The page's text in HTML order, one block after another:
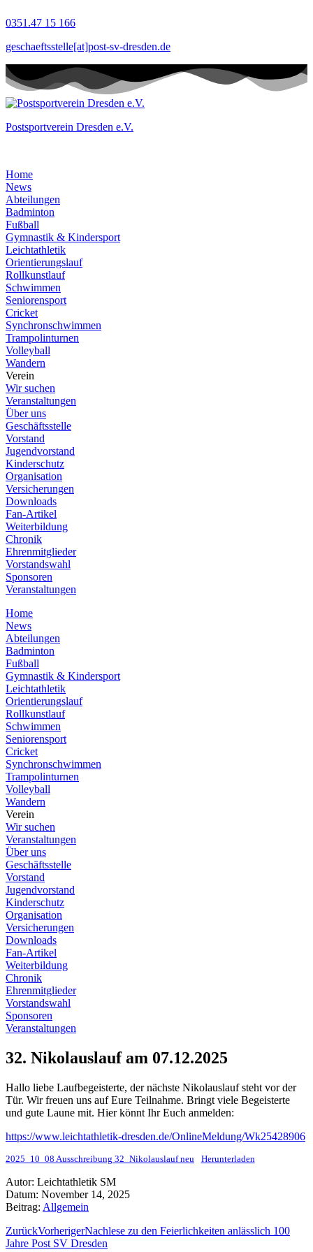
Inhalt
0351.47 15 166
geschaeftsstelle[at]post-sv-dresden.de
Postsportverein Dresden e.V.
Home
News
Abteilungen
Badminton
Fußball
Gymnastik & Kindersport
Leichtathletik
Orientierungslauf
Rollkunstlauf
Schwimmen
Seniorensport
Cricket
Synchronschwimmen
Trampolinturnen
Volleyball
Wandern
Verein
Wir suchen
Veranstaltungen
Über uns
Geschäftsstelle
Vorstand
Jugendvorstand
Kinderschutz
Organisation
Versicherungen
Downloads
Fan-Artikel
Weiterbildung
Chronik
Ehrenmitglieder
Vorstandswahl
Sponsoren
Veranstaltungen
Home
News
Abteilungen
Badminton
Fußball
Gymnastik & Kindersport
Leichtathletik
Orientierungslauf
Rollkunstlauf
Schwimmen
Seniorensport
Cricket
Synchronschwimmen
Trampolinturnen
Volleyball
Wandern
Verein
Wir suchen
Veranstaltungen
Über uns
Geschäftsstelle
Vorstand
Jugendvorstand
Kinderschutz
Organisation
Versicherungen
Downloads
Fan-Artikel
Weiterbildung
Chronik
Ehrenmitglieder
Vorstandswahl
Sponsoren
Veranstaltungen
32. Nikolauslauf am 07.12.2025
Hallo liebe Laufbegeisterte, der nächste Nikolauslauf steht vor der
Tür. Wir freuen uns auf Eure Teilnahme. Bringt viele Begeisterte
und gute Laune mit. Hier könnt Ihr Euch anmelden:
https://www.leichtathletik-dresden.de/OnlineMeldung/Wk25428906
2025_10_08 Ausschreibung 32_Nikolauslauf neu Herunterladen
Autor: Leichtathletik SM
Datum: November 14, 2025
Beitrag: Allgemein
ZurückVorherigerNachlese zu den Feierlichkeiten anlässlich 100
Jahre Post SV Dresden